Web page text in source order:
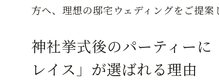
方へ、理想の邸宅ウェディングをご提案
神社挙式後のパーティーに
レイス」が選ばれる理由